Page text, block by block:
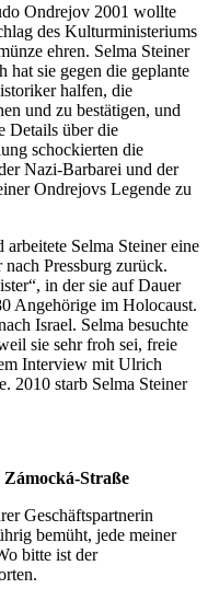
Ondrejov 2001 wollte
des Kulturministeriums
ehren. Selma Steiner
sie gegen die geplante
halfen, die
und zu bestätigen, und
Details über die
schockierten die
Nazi-Barbarei und der
Ondrejovs Legende zu
Selma Steiner eine
Pressburg zurück.
in der sie auf Dauer
Angehörige im Holocaust.
Israel. Selma besuchte
sie sehr froh sei, freie
Interview mit Ulrich
2010 starb Selma Steiner
Straße
Geschäftspartnerin
bemüht, jede meiner
bitte ist der